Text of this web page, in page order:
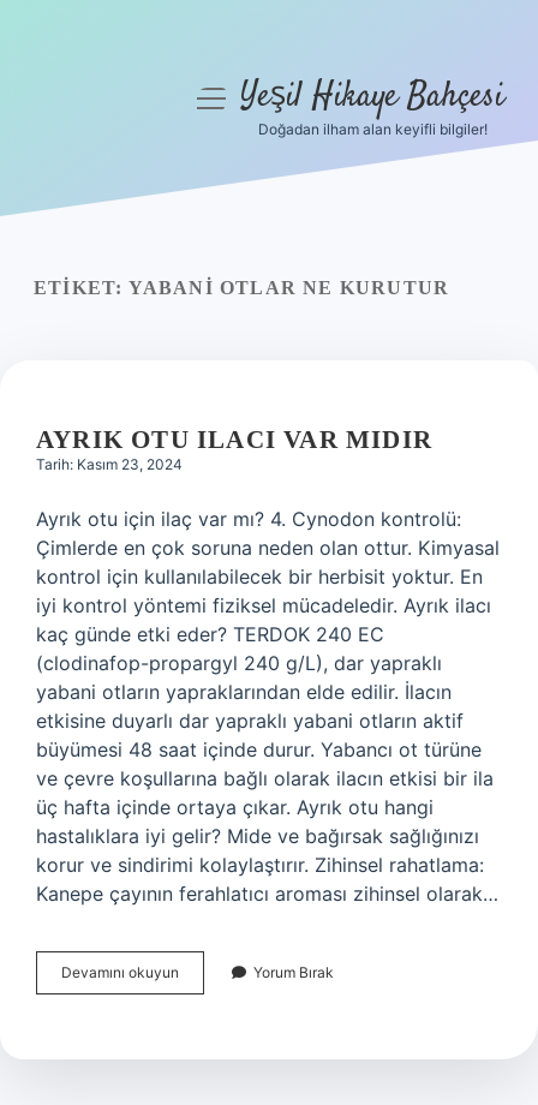
Yasal Uyarı
menüyüYeşil Hikaye Bahçesi
Doğadan ilham alan keyifli bilgiler!
ETIKET: YABANI OTLAR NE KURUTUR
AYRIK OTU ILACI VAR MIDIR
Tarih: Kasım 23, 2024
Ayrık otu için ilaç var mı? 4. Cynodon kontrolü:
Çimlerde en çok soruna neden olan ottur. Kimyasal
kontrol için kullanılabilecek bir herbisit yoktur. En
iyi kontrol yöntemi fiziksel mücadeledir. Ayrık ilacı
kaç günde etki eder? TERDOK 240 EC
(clodinafop-propargyl 240 g/L), dar yapraklı
yabani otların yapraklarından elde edilir. İlacın
etkisine duyarlı dar yapraklı yabani otların aktif
büyümesi 48 saat içinde durur. Yabancı ot türüne
ve çevre koşullarına bağlı olarak ilacın etkisi bir ila
üç hafta içinde ortaya çıkar. Ayrık otu hangi
hastalıklara iyi gelir? Mide ve bağırsak sağlığınızı
korur ve sindirimi kolaylaştırır. Zihinsel rahatlama:
Kanepe çayının ferahlatıcı aroması zihinsel olarak…
Devamını okuyun
Otu
Mıdır
Yorum Bırak